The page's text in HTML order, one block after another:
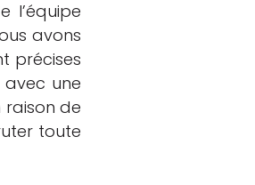
l’équipe
avons
précises
une
raison de
toute